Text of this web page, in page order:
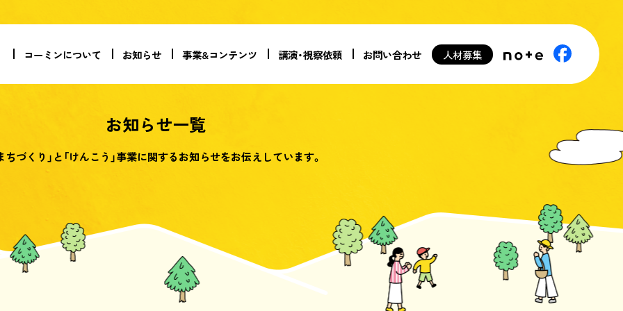
コーミンについて お知らせ 事業&コンテンツ 講演・視察依頼 お問い合わせ 人材募集
お知らせ一覧
ちづくり」と「けんこう」事業に関するお知らせをお伝えしています。